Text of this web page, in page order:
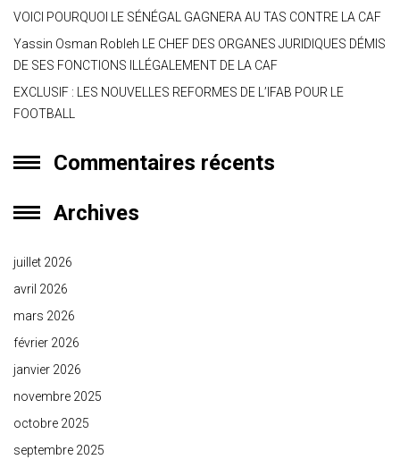
VOICI POURQUOI LE SÉNÉGAL GAGNERA AU TAS CONTRE LA CAF
Yassin Osman Robleh LE CHEF DES ORGANES JURIDIQUES DÉMIS
DE SES FONCTIONS ILLÉGALEMENT DE LA CAF
EXCLUSIF : LES NOUVELLES REFORMES DE L’IFAB POUR LE
FOOTBALL
Commentaires récents
Archives
juillet 2026
avril 2026
mars 2026
février 2026
janvier 2026
novembre 2025
octobre 2025
septembre 2025